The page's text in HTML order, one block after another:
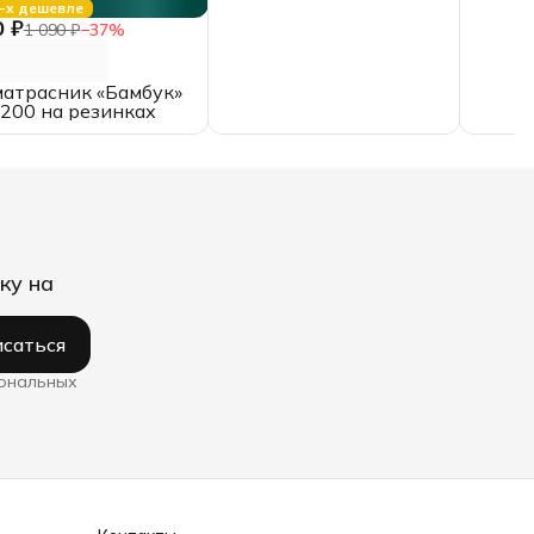
х дешевле
₽1 090 ₽−37%
«Бамбук»
на резинках
на